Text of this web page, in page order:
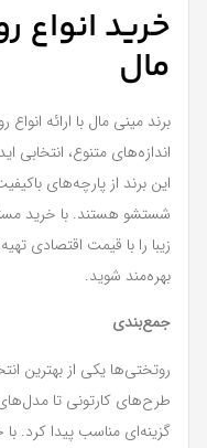
خرید انواع
مال
برند مینی مال با ارائه
اندازه‌های متنوع،
این برند از پارچه‌های
شستشو هستند. با خرید
زیبا را با قیمت اقتصادی
بهره‌مند شوید.
جمع‌بندی
روتختی‌ها یکی از بهترین
طرح‌های کارتونی تا
گزینه‌ای مناسب پیدا کرد.